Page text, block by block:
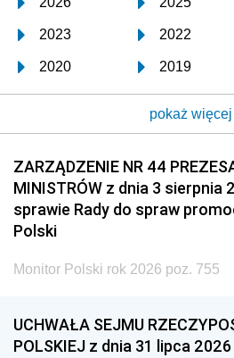
2023 2022
2020 2019
2017 2016
2014 2013
2011 2010
2008 2007
2005
1996 1995
pokaż więcej
ZARZĄDZENIE NR 44
MINISTRÓW z dnia 3 sierpnia
sprawie Rady do spraw
Polski
Monitor Polski rok 2026 poz. 755
UCHWAŁA SEJMU
POLSKIEJ z dnia 31 lipca